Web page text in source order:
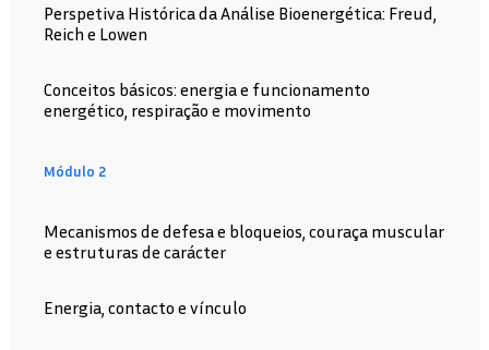
Perspetiva Histórica da Análise Bioenergética: Freud,
Reich e Lowen
Conceitos básicos: energia e funcionamento
energético, respiração e movimento
Módulo 2
Mecanismos de defesa e bloqueios, couraça muscular
e estruturas de carácter
Energia, contacto e vínculo